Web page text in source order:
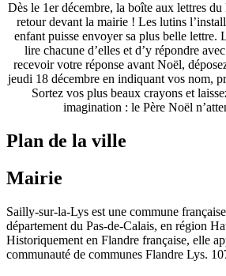
Dès le 1er décembre, la boîte aux lettres
retourdevant la mairie ! Les lutins
enfant puisse envoyer sa plus belle lettre.
lire chacune d’elles et d’y répondre
recevoir votre réponse avant Noël,
jeudi 18 décembreen indiquant vos nom,
Sortez vos plus beaux crayons et
imagination : le Père Noël
Plan de la ville
Mairie
Sailly-sur-la-Lys est une commune
département du Pas-de-Calais, en région
Historiquement en Flandre française, elle
communauté de communes Flandre Lys.